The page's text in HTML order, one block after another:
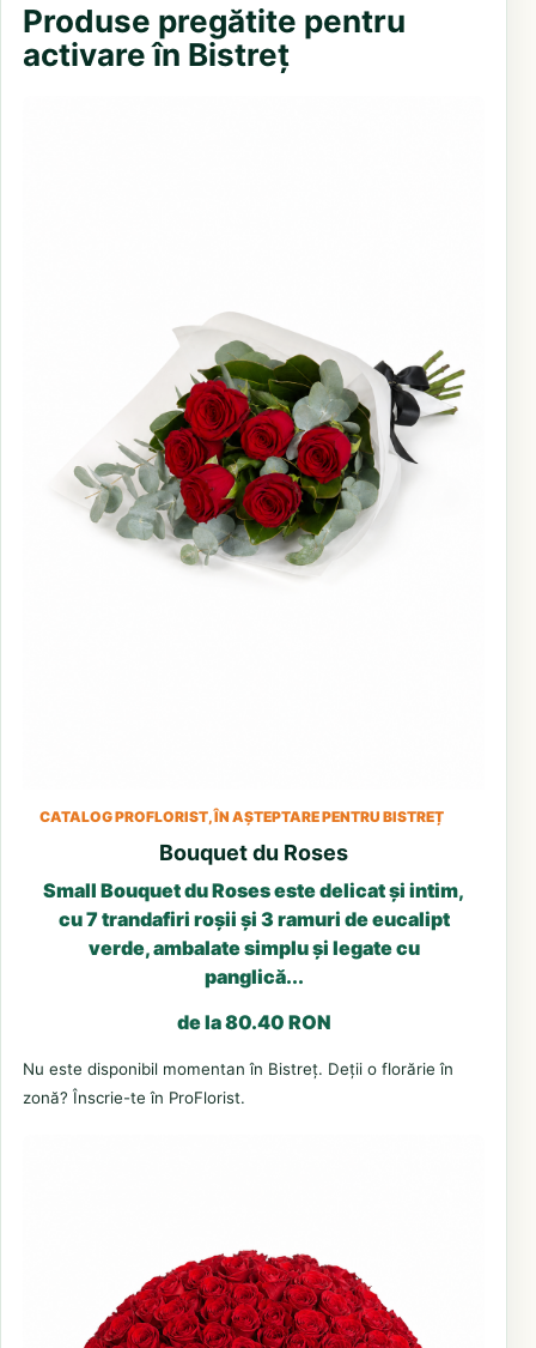
Produse pregătite pentru
activare în Bistreț
CATALOG PROFLORIST, ÎN AȘTEPTARE PENTRU BISTREȚ
Bouquet du Roses
Small Bouquet du Roses este delicat și intim,
cu 7 trandafiri roșii și 3 ramuri de eucalipt
verde, ambalate simplu și legate cu
panglică...
de la 80.40 RON
Nu este disponibil momentan în Bistreț. Deții o florărie în
zonă? Înscrie-te în ProFlorist.